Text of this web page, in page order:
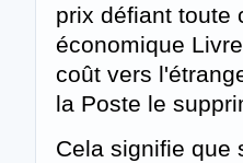
prix défiant toute
économique
coût vers
la Poste le
Cela signifie que